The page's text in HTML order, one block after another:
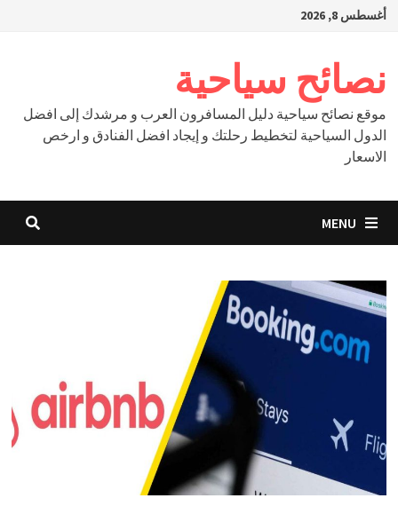
Skipأغسطس 8, 2026
نصائح سياحية
موقع نصائح سياحية دليل المسافرون العرب و مرشدك إلى افضل
الدول السياحية لتخطيط رحلتك و إيجاد افضل الفنادق و ارخص
الاسعار
MENU